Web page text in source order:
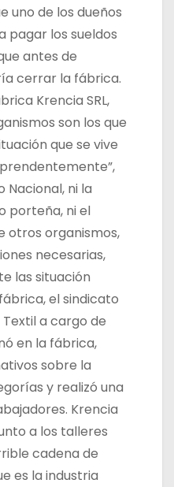
uno de los dueños
pagar los sueldos
antes de
cerrar la fábrica.
Krencia SRL,
son los que
que se vive
Nacional, ni la
porteña, ni el
otros organismos,
necesarias,
las situación
el sindicato
a cargo de
en la fábrica,
sobre la
y realizó una
Krencia
a los talleres
cadena de
es la industria